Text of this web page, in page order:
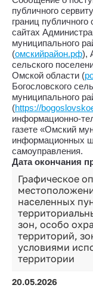
публичного
границ
сайтах
муниципального
(омскийрайон.рф),
сельского
Омской области (
Богословского
муниципального
(https://
информационно-
газете «Омский
информационных
самоуправления.
Дата окончания
Графическое
населенных
зон, особо
территорий,
условиями
территории
20.05.2026